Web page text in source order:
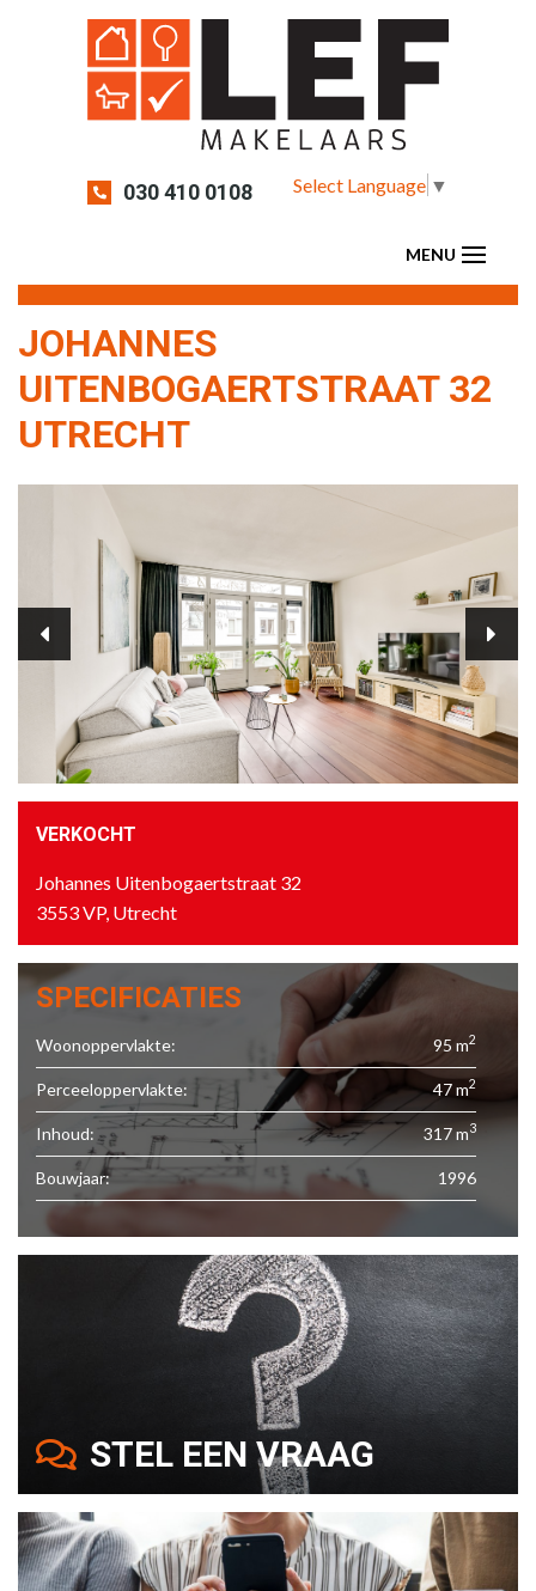
030 410 0108 Select Language ▼
JOHANNES
UITENBOGAERTSTRAAT 32
UTRECHT
VERKOCHT
Johannes Uitenbogaertstraat 32
3553 VP, Utrecht
SPECIFICATIES
Woonoppervlakte: 95 m2
Perceeloppervlakte: 47 m2
Inhoud: 317 m3
Bouwjaar: 1996
STEL EEN VRAAG